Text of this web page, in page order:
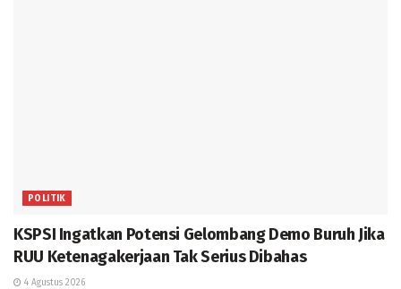
POLITIK
KSPSI Ingatkan Potensi Gelombang Demo Buruh Jika
RUU Ketenagakerjaan Tak Serius Dibahas
4 Agustus 2026